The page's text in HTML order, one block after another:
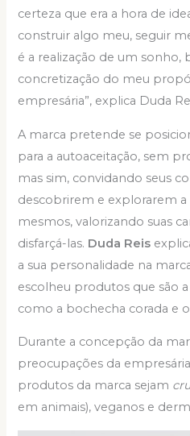
certeza que era a hora de
construir algo meu, seguir
é a realização de um sonho,
concretização do meu
empresária”, explica Duda
A marca pretende se
para a autoaceitação, sem
mas sim, convidando seus
descobrirem e explorarem a
mesmos, valorizando suas
disfarçá-las. Duda Reis
a sua personalidade na
escolheu produtos que são
como a bochecha corada e
Durante a concepção da
preocupações da
produtos da marca sejam
em animais), veganos e